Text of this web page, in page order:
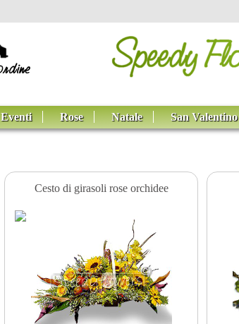
Eventi Rose Natale San Valentino
Cesto di girasoli rose orchidee